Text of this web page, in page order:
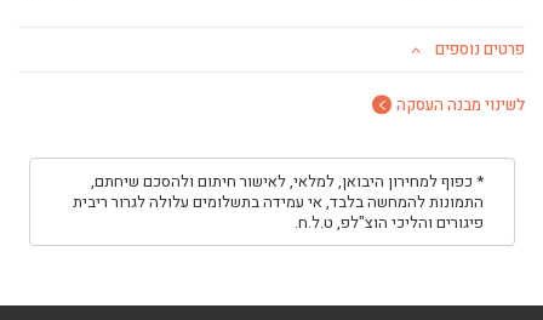
פרטים נוספים
לשינוי מבנה העסקה
* כפוף למחירון היבואן, למלאי, לאישור חיתום ולהסכם שיחתם,
התמונות להמחשה בלבד, אי עמידה בתשלומים עלולה לגרור ריבית
פיגורים והליכי הוצ"לפ, ט.ל.ח.